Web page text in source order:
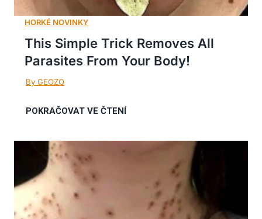
This Simple Trick Removes All
Parasites From Your Body!